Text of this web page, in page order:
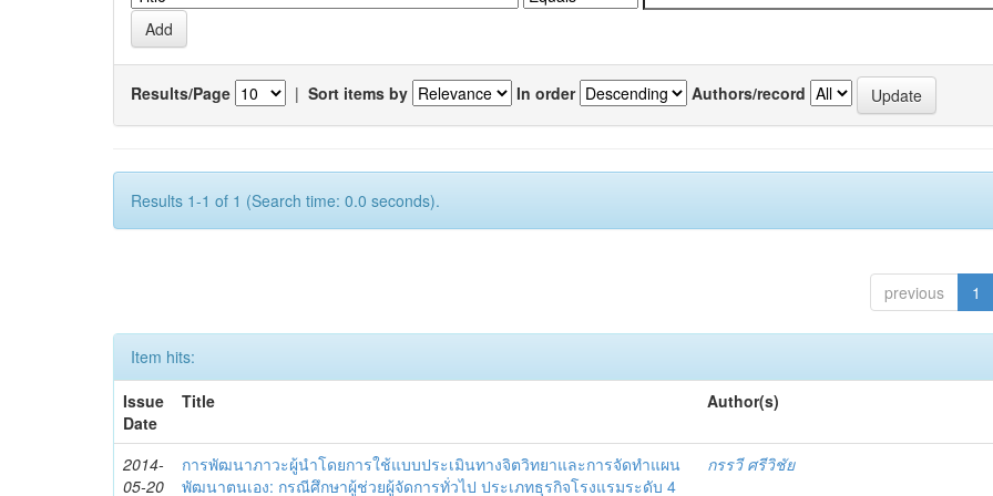
Results/Page | Sort items by In order Authors/record
Results 1-1 of 1 (Search time: 0.0 seconds).
previous 1
Item hits:
Issue
Date
Title Author(s)
2014-
05-20
การพัฒนาภาวะผู้นำโดยการใช้แบบประเมินทางจิตวิทยาและการจัดทำแผน
พัฒนาตนเอง: กรณีศึกษาผู้ช่วยผู้จัดการทั่วไป ประเภทธุรกิจโรงแรมระดับ 4
กรรวี ศรีวิชัย